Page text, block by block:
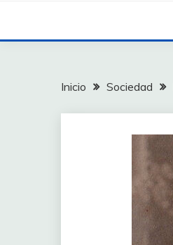
Inicio Sociedad